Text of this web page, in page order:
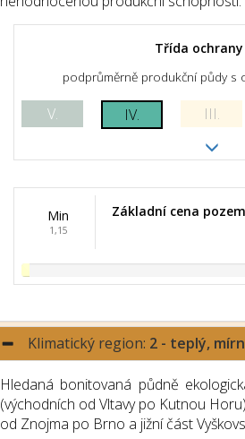
Třída ochrany
podprůměrně produkční půdy
V. IV. III.
Min
1,15
Základní cena
Klimatický region: 2 - teplý,
Hledaná bonitovaná půdně
(východních od Vltavy po Kutnou
od Znojma po Brno a jižní část